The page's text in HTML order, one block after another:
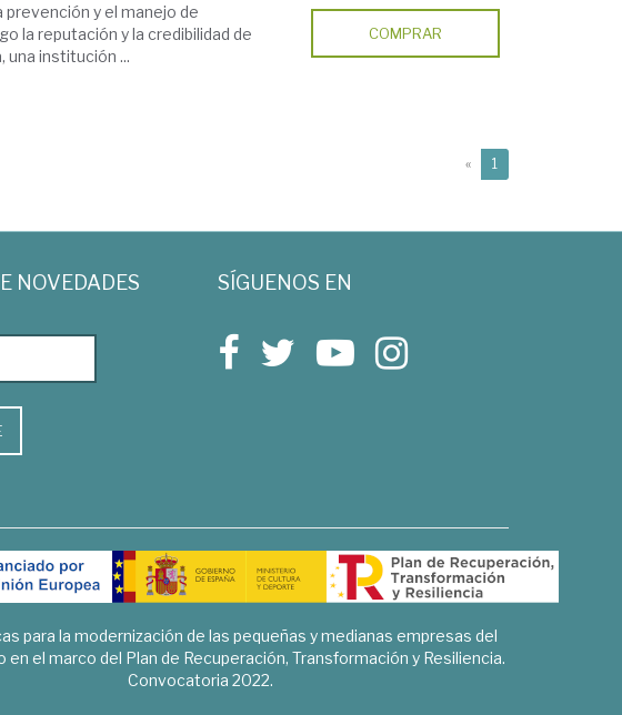
prevención y el manejo de
la reputación y la credibilidad de
una institución ...
COMPRAR
« 1
NOVEDADES SÍGUENOS EN
para la modernización de las pequeñas y medianas empresas del
en el marco del Plan de Recuperación, Transformación y Resiliencia.
Convocatoria 2022.